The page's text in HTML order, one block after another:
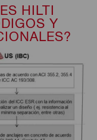
HILTI
Y